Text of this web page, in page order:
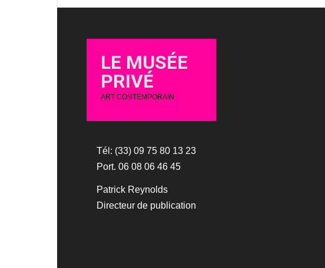
LE MUSÉE
PRIVÉ
ART CONTEMPORAIN
Tél: (33) 09 75 80 13 23
Port. 06 08 06 46 45
Patrick Reynolds
Directeur de publication